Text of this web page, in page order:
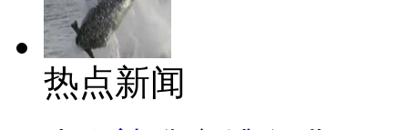
热点新闻